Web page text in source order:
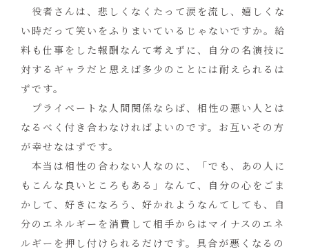
役者さんは、悲しくなくたって涙を流し、嬉しくな
い時だって笑いをふりまいているじゃないですか。給
料も仕事をした報酬なんて考えずに、自分の名演技に
対するギャラだと思えば多少のことには耐えられるは
ずです。
プライベートな人間関係ならば、相性の悪い人とは
なるべく付き合わなければよいのです。お互いその方
が幸せなはずです。
本当は相性の合わない人なのに、「でも、あの人に
もこんな良いところもある」なんて、自分の心をごま
かして、好きになろう、好かれようなんてしても、自
分のエネルギーを消費して相手からはマイナスのエネ
ルギーを押し付けられるだけです。具合が悪くなるの